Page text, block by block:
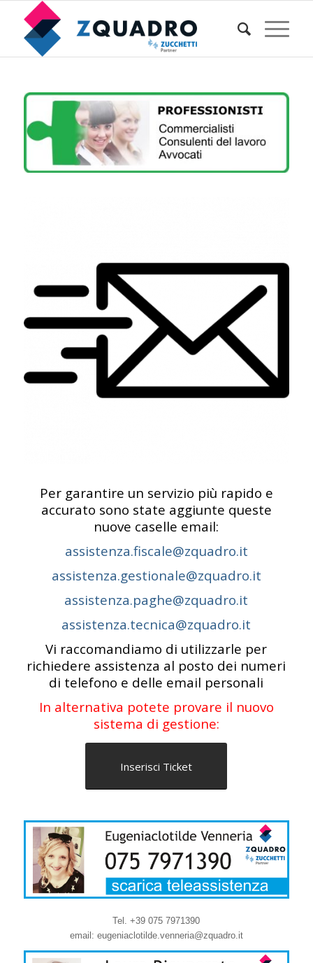
Per garantire un servizio più rapido e
accurato sono state aggiunte queste
nuove caselle email:
assistenza.fiscale@zquadro.it
assistenza.gestionale@zquadro.it
assistenza.paghe@zquadro.it
assistenza.tecnica@zquadro.it
Vi raccomandiamo di utilizzarle per
richiedere assistenza al posto dei numeri
di telefono e delle email personali
In alternativa potete provare il nuovo
sistema di gestione:
Inserisci Ticket
Tel. +39 075 7971390
email: eugeniaclotilde.venneria@zquadro.it